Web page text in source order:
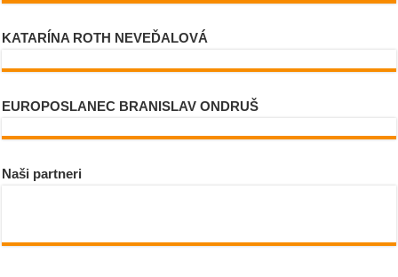
KATARÍNA ROTH NEVEĎALOVÁ
EUROPOSLANEC BRANISLAV ONDRUŠ
Naši partneri